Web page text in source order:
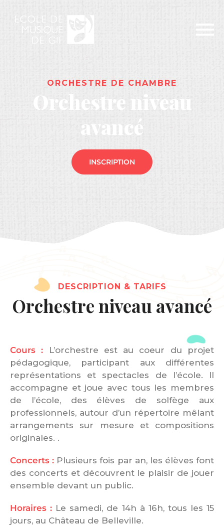
ORCHESTRE DE CHAMBRE
Orchestre niveau
avancé
INSCRIPTION
DESCRIPTION & TARIFS
Orchestre niveau avancé
Cours : L’orchestre est au coeur du projet
pédagogique, participant aux différentes
représentations et spectacles de l’école. Il
accompagne et joue avec tous les membres
de l’école, des élèves de solfège aux
professionnels, autour d’un répertoire mêlant
arrangements sur mesure et compositions
originales. .
Concerts : Plusieurs fois par an, les élèves font
des concerts et découvrent le plaisir de jouer
ensemble devant un public.
Horaires : Le samedi, de 14h à 16h, tous les 15
jours, au Château de Belleville.